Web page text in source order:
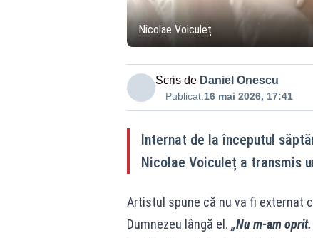
Nicolae Voiculeț
Scris de Daniel Onescu
Publicat:16 mai 2026, 17:41
Internat de la începutul
Nicolae Voiculeț a transmis
Artistul spune că nu va fi externat
Dumnezeu lângă el. „Nu m-am